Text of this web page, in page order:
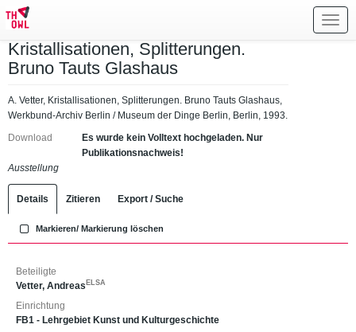
Kristallisationen, Splitterungen.
Bruno Tauts Glashaus
A. Vetter, Kristallisationen, Splitterungen. Bruno Tauts Glashaus,
Werkbund-Archiv Berlin / Museum der Dinge Berlin, Berlin, 1993.
Download
Es wurde kein Volltext hochgeladen. Nur
Publikationsnachweis!
Ausstellung
Details Zitieren Export / Suche
Markieren/ Markierung löschen
Beteiligte
Vetter, Andreas ELSA
Einrichtung
FB1 - Lehrgebiet Kunst und Kulturgeschichte